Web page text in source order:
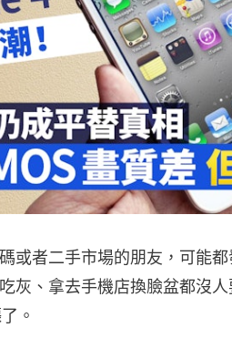
或者二手市場的朋友，可能
灰、拿去手機店換臉盆都沒
。